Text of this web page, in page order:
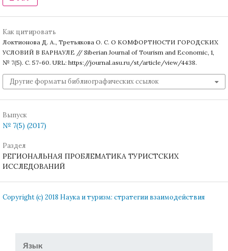
Как цитировать
Локтионова Д. А., Третьякова О. С. О КОМФОРТНОСТИ ГОРОДСКИХ
УСЛОВИЙ В БАРНАУЛЕ // Siberian Journal of Tourism and Economic, 1,
№ 7(5). С. 57-60. URL: https://journal.asu.ru/st/article/view/4438.
Другие форматы библиографических ссылок
Выпуск
№ 7(5) (2017)
Раздел
РЕГИОНАЛЬНАЯ ПРОБЛЕМАТИКА ТУРИСТСКИХ
ИССЛЕДОВАНИЙ
Copyright (c) 2018 Наука и туризм: стратегии взаимодействия
Язык